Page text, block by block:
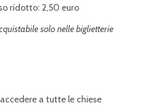
ridotto: 2,50 euro
solo nelle biglietterie
a tutte le chiese